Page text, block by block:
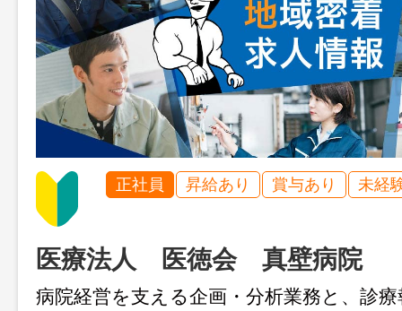
正社員 昇給あり 賞与あり 未経
医療法人 医徳会 真壁病院
病院経営を支える企画・分析業務と、診